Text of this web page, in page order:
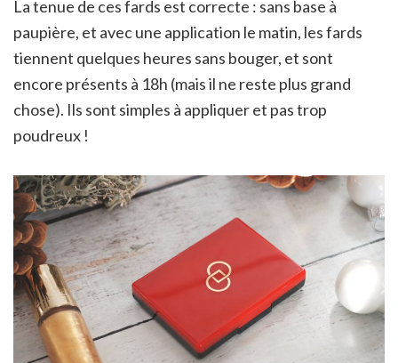
La tenue de ces fards est correcte : sans base à
paupière, et avec une application le matin, les fards
tiennent quelques heures sans bouger, et sont
encore présents à 18h (mais il ne reste plus grand
chose). Ils sont simples à appliquer et pas trop
poudreux !